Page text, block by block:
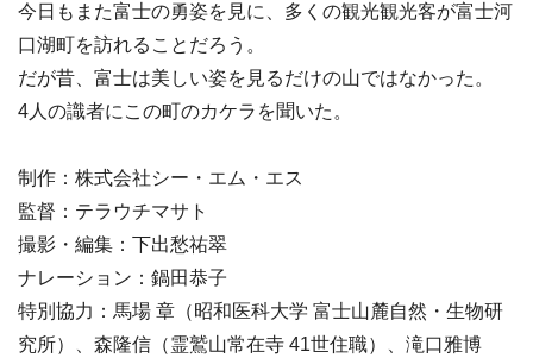
今日もまた富士の勇姿を見に、多くの観光観光客が富士河
口湖町を訪れることだろう。
だが昔、富士は美しい姿を見るだけの山ではなかった。
4人の識者にこの町のカケラを聞いた。
制作：株式会社シー・エム・エス
監督：テラウチマサト
撮影・編集：下出愁祐翠
ナレーション：鍋田恭子
特別協力：馬場 章（昭和医科大学 富士山麓自然・生物研
究所）、森隆信（霊鷲山常在寺 41世住職）、滝口雅博